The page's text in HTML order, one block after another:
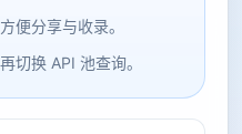
便分享与收录。
切换 API 池查询。